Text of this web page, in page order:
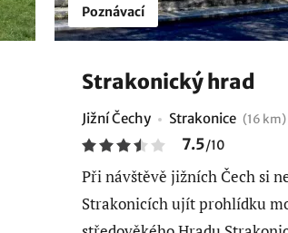
Poznávací
Strakonický hrad
Jižní Čechy Strakonice (16 km)
7.5/10
Při návštěvě jižních Čech si
Strakonicích ujít prohlídku